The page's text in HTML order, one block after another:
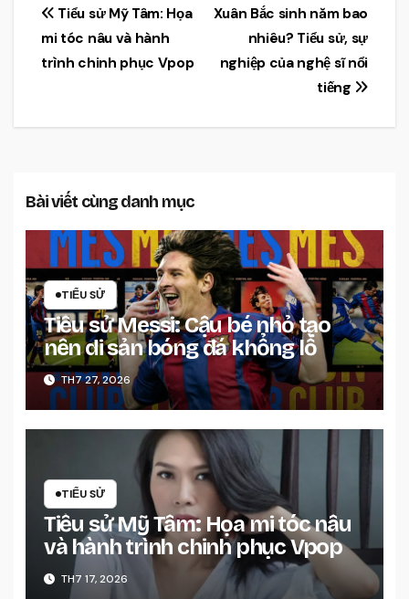
Điều
hướng
viết
Xuân Bắc sinh năm bao
nhiêu? Tiểu sử, sự
nghiệp của nghệ sĩ nổi
tiếng
Tiểu sử Mỹ Tâm: Họa
mi tóc nâu và hành
trình chinh phục Vpop
Bài viết cùng danh mục
TIỂU SỬ
Tiểu sử Messi: Cậu bé nhỏ tạo
nên di sản bóng đá khổng lồ
TH7 27, 2026
TIỂU SỬ
Tiểu sử Mỹ Tâm: Họa mi tóc nâu
và hành trình chinh phục Vpop
TH7 17, 2026